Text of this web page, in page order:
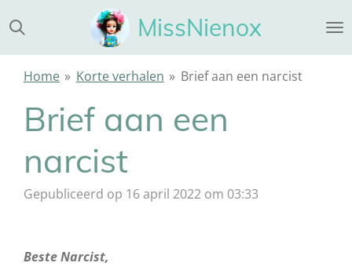
direct
naar
MissNienox
Home » Korte verhalen » Brief aan een narcist
Brief aan een
narcist
Gepubliceerd op 16 april 2022 om 03:33
Beste Narcist,